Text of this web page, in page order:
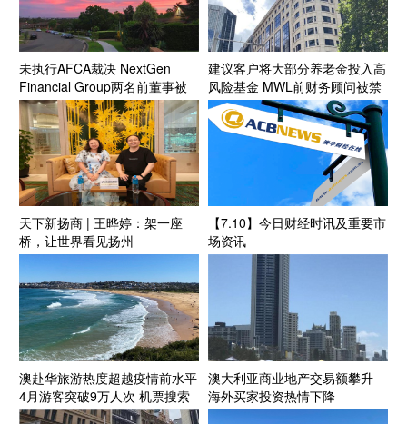
未执行AFCA裁决 NextGen
Financial Group两名前董事被
禁业三年
建议客户将大部分养老金投入高
风险基金 MWL前财务顾问被禁
业三年
天下新扬商 | 王晔婷：架一座
桥，让世界看见扬州
【7.10】今日财经时讯及重要市
场资讯
澳赴华旅游热度超越疫情前水平
4月游客突破9万人次 机票搜索
量显著增长
澳大利亚商业地产交易额攀升
海外买家投资热情下降